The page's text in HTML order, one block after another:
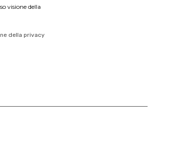
visione della
della privacy